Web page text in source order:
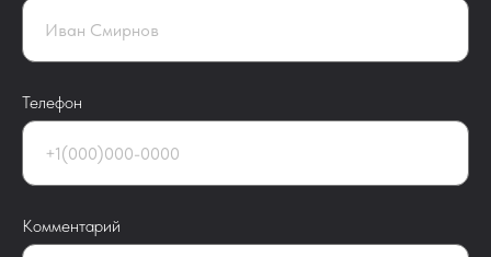
Телефон
Комментарий